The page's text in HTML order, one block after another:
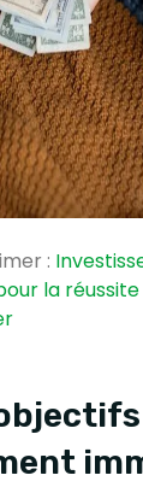
:
la